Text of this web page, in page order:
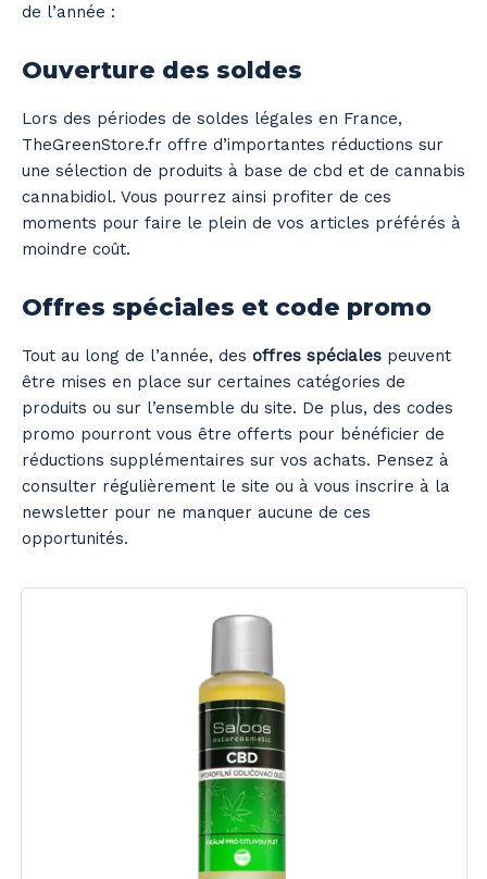
de l’année :
Ouverture des soldes
Lors des périodes de soldes légales en France,
TheGreenStore.fr offre d’importantes réductions sur
une sélection de produits à base de cbd et de cannabis
cannabidiol. Vous pourrez ainsi profiter de ces
moments pour faire le plein de vos articles préférés à
moindre coût.
Offres spéciales et code promo
Tout au long de l’année, des offres spéciales peuvent
être mises en place sur certaines catégories de
produits ou sur l’ensemble du site. De plus, des codes
promo pourront vous être offerts pour bénéficier de
réductions supplémentaires sur vos achats. Pensez à
consulter régulièrement le site ou à vous inscrire à la
newsletter pour ne manquer aucune de ces
opportunités.